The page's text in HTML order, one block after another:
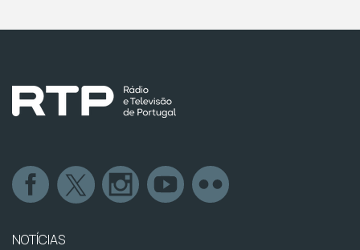
NOTÍCIAS